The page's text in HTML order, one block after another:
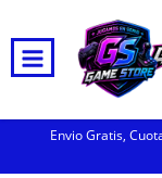
Envio Gratis,